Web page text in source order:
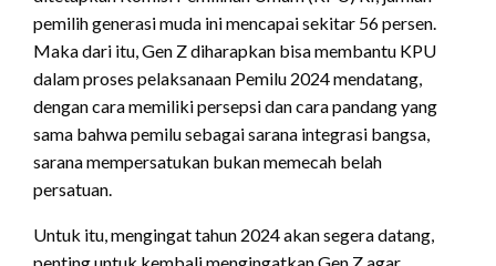
pemilih generasi muda ini mencapai sekitar 56 persen.
Maka dari itu, Gen Z diharapkan bisa membantu KPU
dalam proses pelaksanaan Pemilu 2024 mendatang,
dengan cara memiliki persepsi dan cara pandang yang
sama bahwa pemilu sebagai sarana integrasi bangsa,
sarana mempersatukan bukan memecah belah
persatuan.
Untuk itu, mengingat tahun 2024 akan segera datang,